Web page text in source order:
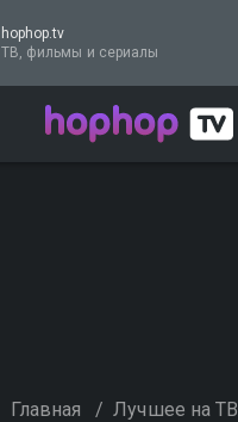
hophop.tv
ТВ, фильмы и сериалы
Главная / Лучшее на ТВ